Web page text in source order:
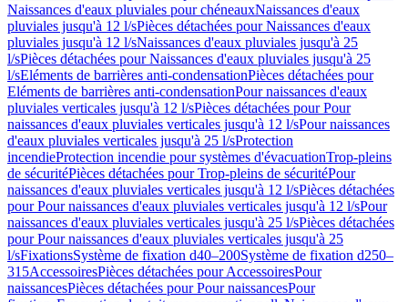
Naissances d'eaux pluviales pour chéneauxNaissances d'eaux
pluviales jusqu'à 12 l/sPièces détachées pour Naissances d'eaux
pluviales jusqu'à 12 l/sNaissances d'eaux pluviales jusqu'à 25
l/sPièces détachées pour Naissances d'eaux pluviales jusqu'à 25
l/sEléments de barrières anti-condensationPièces détachées pour
Eléments de barrières anti-condensationPour naissances d'eaux
pluviales verticales jusqu'à 12 l/sPièces détachées pour Pour
naissances d'eaux pluviales verticales jusqu'à 12 l/sPour naissances
d'eaux pluviales verticales jusqu'à 25 l/sProtection
incendieProtection incendie pour systèmes d'évacuationTrop-pleins
de sécuritéPièces détachées pour Trop-pleins de sécuritéPour
naissances d'eaux pluviales verticales jusqu'à 12 l/sPièces détachées
pour Pour naissances d'eaux pluviales verticales jusqu'à 12 l/sPour
naissances d'eaux pluviales verticales jusqu'à 25 l/sPièces détachées
pour Pour naissances d'eaux pluviales verticales jusqu'à 25
l/sFixationsSystème de fixation d40–200Système de fixation d250–
315AccessoiresPièces détachées pour AccessoiresPour
naissancesPièces détachées pour Pour naissancesPour